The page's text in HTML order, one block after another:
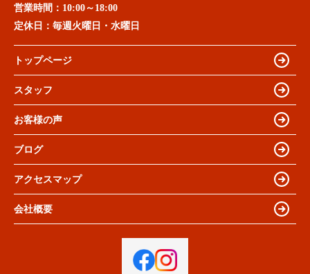
営業時間： 10:00～18:00
定休日： 毎週火曜日・水曜日
トップページ
スタッフ
お客様の声
ブログ
アクセスマップ
会社概要